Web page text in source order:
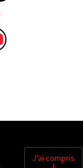
J'ai compris